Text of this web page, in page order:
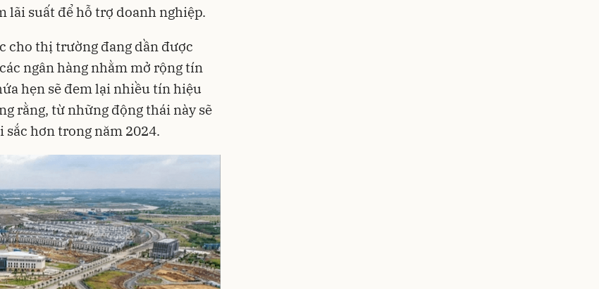
lãi suất để hỗ trợ doanh nghiệp.
cho thị trường đang dần được
ngân hàng nhằm mở rộng tín
hẹn sẽ đem lại nhiều tín hiệu
rằng, từ những động thái này sẽ
hơn trong năm 2024.